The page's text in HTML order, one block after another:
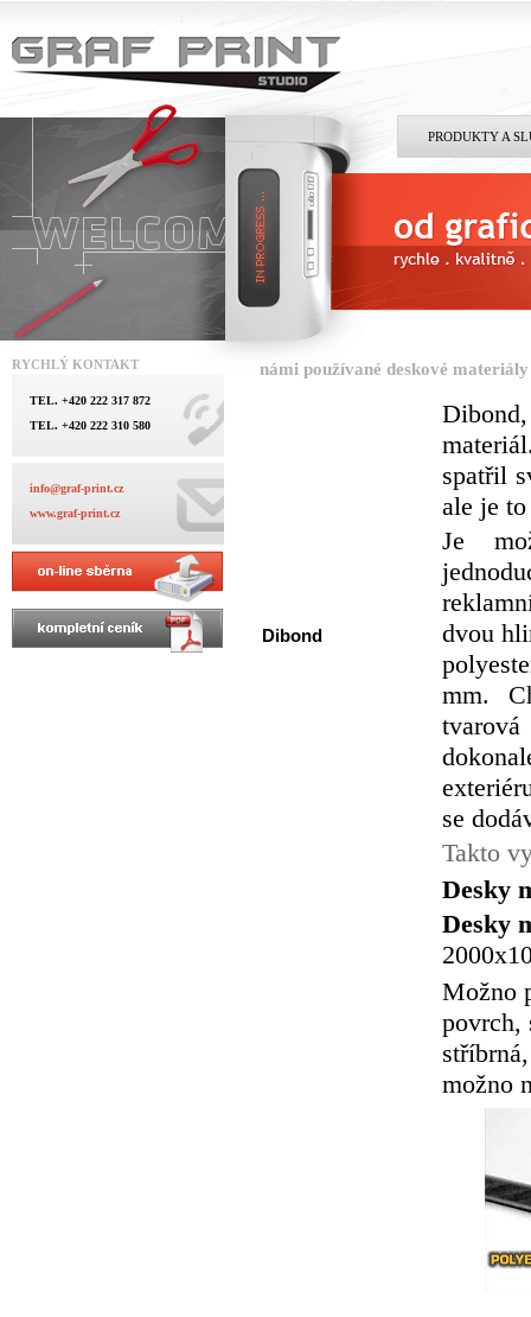
PRODUKTY A
námi používané deskové materiály
Dibond
spatřil
ale je
Je
dvou
mm.
se
Takto
Desky
Desky
Možno
povrch,
možno
RYCHLÝ KONTAKT
TEL. +420 222 317 872
TEL. +420 222 310 580
info@graf-print.cz
www.graf-print.cz